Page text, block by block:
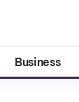
Business